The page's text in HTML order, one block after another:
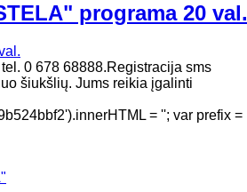
programa 20 val.
0 678 68888.Registracija sms
šiukšlių. Jums reikia įgalinti
= ''; var prefix =